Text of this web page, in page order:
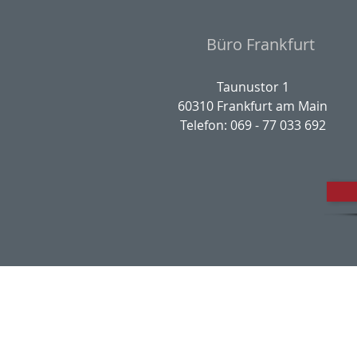
Büro Frankfurt
Taunustor 1
60310 Frankfurt am Main
Telefon: 069 - 77 033 692